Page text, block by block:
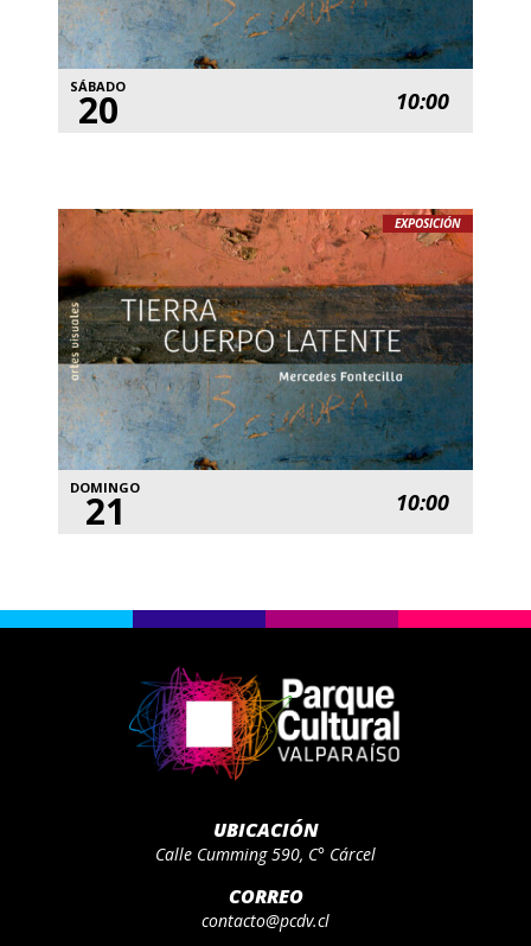
SÁBADO
20 10:00
EXPOSICIÓN
DOMINGO
21 10:00
UBICACIÓN
Calle Cumming 590, C° Cárcel
CORREO
contacto@pcdv.cl